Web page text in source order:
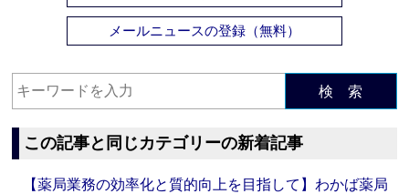
メールニュースの登録（無料）
検 索
この記事と同じカテゴリーの新着記事
【薬局業務の効率化と質的向上を目指して】わかば薬局